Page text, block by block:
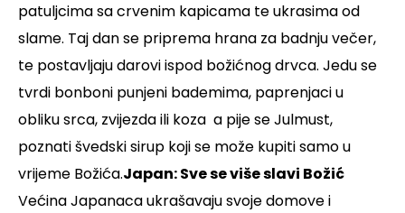
patuljcima sa crvenim kapicama te ukrasima od
slame. Taj dan se priprema hrana za badnju večer,
te postavljaju darovi ispod božićnog drvca. Jedu se
tvrdi bonboni punjeni bademima, paprenjaci u
obliku srca, zvijezda ili koza a pije se Julmust,
poznati švedski sirup koji se može kupiti samo u
vrijeme Božića.Japan: Sve se više slavi Božić
Većina Japanaca ukrašavaju svoje domove i